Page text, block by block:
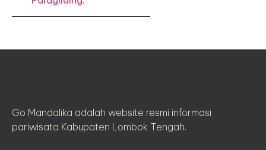
Go Mandalika adalah website resmi informasi
pariwisata Kabupaten Lombok Tengah.